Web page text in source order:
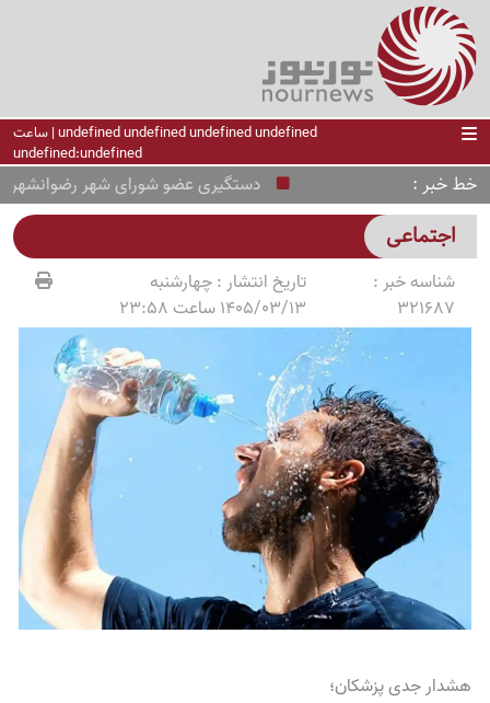
undefined undefined undefined undefined | ساعت
undefined:undefined
خط خبر دستگیری عضو شورای شهر رضوانشهر در
اجتماعی
شناسه خبر :
321687
تاریخ انتشار :چهارشنبه
1405/03/13 ساعت 23:58
هشدار جدی پزشکان؛